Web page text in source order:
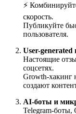
⚡
скорость.
Публикуйте
пользователя.
User-generated
Настоящие
соцсетях.
Growth-хакинг
создают
AI-боты и
Telegram-боты,